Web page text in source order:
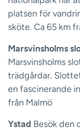
platsen för
sköte. Ca 65 km
Marsvinsholms
Marsvinsholms
trädgårdar.
en fascinerande
från Malmö
Ystad Besök den